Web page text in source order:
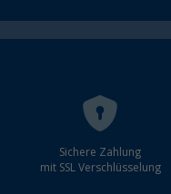
Sichere Zahlung
mit SSL Verschlüsselung